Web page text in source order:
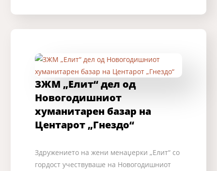
ЗЖМ „Елит“ дел од
Новогодишниот
хуманитарен базар на
Центарот „Гнездо“
Здружението на жени менаџерки „Елит“ со
гордост учествуваше на Новогодишниот